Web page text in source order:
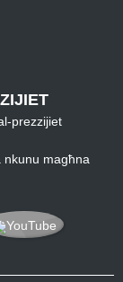
prezzijiet
nkunu magħna